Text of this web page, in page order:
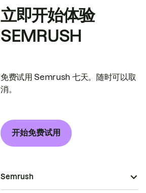
立即开始体验
SEMRUSH
免费试用 Semrush 七天。随时可以取
消。
开始免费试用
Semrush